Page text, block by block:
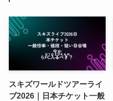
スキズワールドツアーライ
ブ2026｜日本チケット一般